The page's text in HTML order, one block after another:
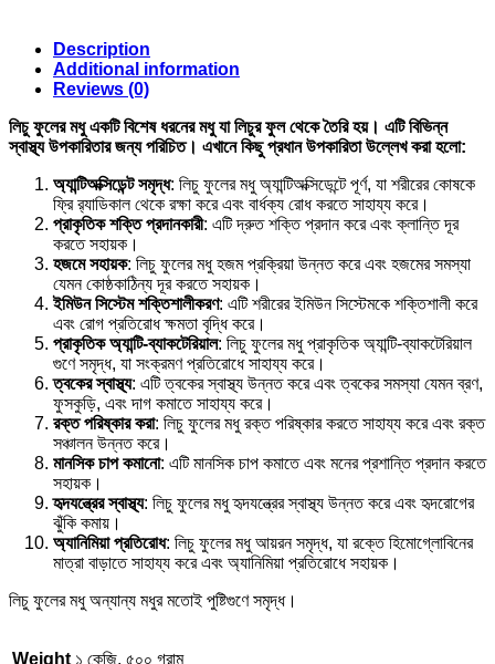
Honey
quantity
Description
Additional information
Reviews (0)
লিচু ফুলের মধু একটি বিশেষ ধরনের মধু যা লিচুর ফুল থেকে তৈরি হয়। এটি বিভিন্ন
স্বাস্থ্য উপকারিতার জন্য পরিচিত। এখানে কিছু প্রধান উপকারিতা উল্লেখ করা হলো:
অ্যান্টিঅক্সিডেন্ট সমৃদ্ধ: লিচু ফুলের মধু অ্যান্টিঅক্সিডেন্টে পূর্ণ, যা শরীরের কোষকে
ফ্রি র‍্যাডিকাল থেকে রক্ষা করে এবং বার্ধক্য রোধ করতে সাহায্য করে।
প্রাকৃতিক শক্তি প্রদানকারী: এটি দ্রুত শক্তি প্রদান করে এবং ক্লান্তি দূর
করতে সহায়ক।
হজমে সহায়ক: লিচু ফুলের মধু হজম প্রক্রিয়া উন্নত করে এবং হজমের সমস্যা
যেমন কোষ্ঠকাঠিন্য দূর করতে সহায়ক।
ইমিউন সিস্টেম শক্তিশালীকরণ: এটি শরীরের ইমিউন সিস্টেমকে শক্তিশালী করে
এবং রোগ প্রতিরোধ ক্ষমতা বৃদ্ধি করে।
প্রাকৃতিক অ্যান্টি-ব্যাকটেরিয়াল: লিচু ফুলের মধু প্রাকৃতিক অ্যান্টি-ব্যাকটেরিয়াল
গুণে সমৃদ্ধ, যা সংক্রমণ প্রতিরোধে সাহায্য করে।
ত্বকের স্বাস্থ্য: এটি ত্বকের স্বাস্থ্য উন্নত করে এবং ত্বকের সমস্যা যেমন ব্রণ,
ফুসকুড়ি, এবং দাগ কমাতে সাহায্য করে।
রক্ত পরিষ্কার করা: লিচু ফুলের মধু রক্ত পরিষ্কার করতে সাহায্য করে এবং রক্ত
সঞ্চালন উন্নত করে।
মানসিক চাপ কমানো: এটি মানসিক চাপ কমাতে এবং মনের প্রশান্তি প্রদান করতে
সহায়ক।
হৃদযন্ত্রের স্বাস্থ্য: লিচু ফুলের মধু হৃদযন্ত্রের স্বাস্থ্য উন্নত করে এবং হৃদরোগের
ঝুঁকি কমায়।
অ্যানিমিয়া প্রতিরোধ: লিচু ফুলের মধু আয়রন সমৃদ্ধ, যা রক্তে হিমোগ্লোবিনের
মাত্রা বাড়াতে সাহায্য করে এবং অ্যানিমিয়া প্রতিরোধে সহায়ক।
লিচু ফুলের মধু অন্যান্য মধুর মতোই পুষ্টিগুণে সমৃদ্ধ।
Weight ১ কেজি, ৫০০ গ্রাম